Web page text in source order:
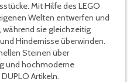
Mit Hilfe des LEGO
Welten entwerfen und
während sie gleichzeitig
Hindernisse überwinden.
Steinen über
und hochmoderne
Artikeln.